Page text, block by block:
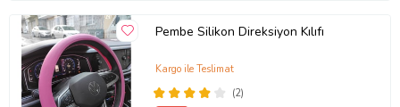
Pembe Silikon Direksiyon Kılıfı
(2)
Kargo ile Teslimat